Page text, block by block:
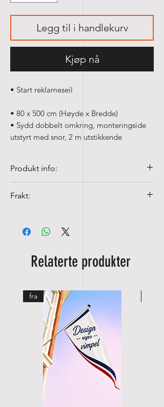
Legg til i handlekurv
Kjøp nå
• Start reklameseil
• 80 x 500 cm (Høyde x Bredde)
• Sydd dobbelt omkring, monteringside
utstyrt med snor, 2 m utstikkende
Produkt info:
• Fargeekte og UV-fast
vaskemiddel
Frakt:
Relaterte produkter
fra